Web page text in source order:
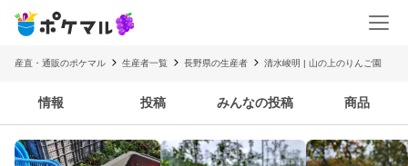
産直・通販のポケマル 生産者一覧 長野県の生産者 清水峻明 | 山の上のりんご園
情報 投稿 みんなの投稿 商品